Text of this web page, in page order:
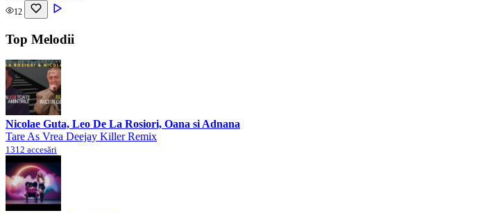
12
Top Melodii
Nicolae Guta, Leo De La Rosiori, Oana si Adnana
Tare As Vrea Deejay Killer Remix
1312 accesări